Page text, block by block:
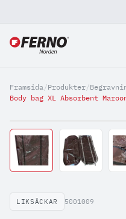
Jump to
Framsida/Produkter/
Body bag XL Absorbent
LIKSÄCKAR 5001009